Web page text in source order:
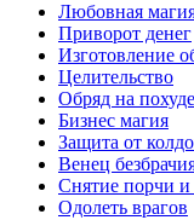
Любовная
Приворот денег
Изготовление
Целительство
Обряд на
Бизнес магия
Защита от
Венец
Снятие порчи и
Одолеть врагов